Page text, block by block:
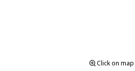
Click on